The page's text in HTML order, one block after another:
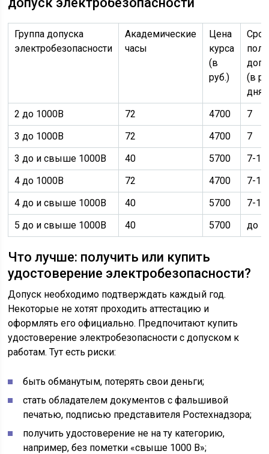
Группа допуска
электробезопасности
Академические
часы
Цена
курса
(в
руб.)
(в
2 до 1000В
72 4700
7
3 до 1000В
72 4700
7
3 до и свыше 1000В
40 5700
7-10
4 до 1000В
72 4700
7-10
4 до и свыше 1000В
40 5700
7-10
5 до и свыше 1000В
40 5700 до 7
Что лучше: получить или купить
удостоверение электробезопасности?
Допуск необходимо подтверждать каждый год.
Некоторые не хотят проходить аттестацию и
оформлять его официально. Предпочитают купить
удостоверение электробезопасности с допуском к
работам. Тут есть риски:
быть обманутым, потерять свои деньги;
стать обладателем документов с фальшивой
печатью, подписью представителя Ростехнадзора;
получить удостоверение не на ту категорию,
например, без пометки «свыше 1000 В»;